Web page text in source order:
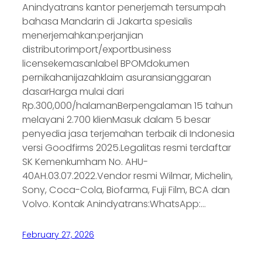
Anindyatrans kantor penerjemah tersumpah
bahasa Mandarin di Jakarta spesialis
menerjemahkan:perjanjian
distributorimport/exportbusiness
licensekemasanlabel BPOMdokumen
pernikahanijazahklaim asuransianggaran
dasarHarga mulai dari
Rp.300,000/halamanBerpengalaman 15 tahun
melayani 2.700 klienMasuk dalam 5 besar
penyedia jasa terjemahan terbaik di Indonesia
versi Goodfirms 2025.Legalitas resmi terdaftar
SK Kemenkumham No. AHU-
40AH.03.07.2022.Vendor resmi Wilmar, Michelin,
Sony, Coca-Cola, Biofarma, Fuji Film, BCA dan
Volvo. Kontak Anindyatrans:WhatsApp:…
February 27, 2026